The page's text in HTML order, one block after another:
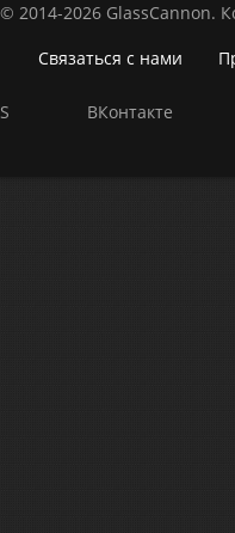
© 2014-2026 GlassCannon.
Связаться с нами
ВКонтакте